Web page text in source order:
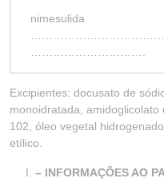
nimesulida
Excipientes: docusato de
monoidratada,
102, óleo vegetal
etílico.
– INFORMAÇÕES AO